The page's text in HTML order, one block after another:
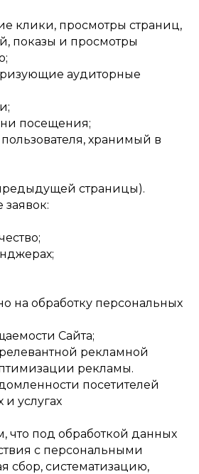
клики, просмотры страниц,
показы и просмотры
аудиторные
посещения;
хранимый в
страницы).
на обработку персональных
Сайта;
рекламной
рекламы.
посетителей
и услугах
что под обработкой данных
с персональными
сбор, систематизацию,